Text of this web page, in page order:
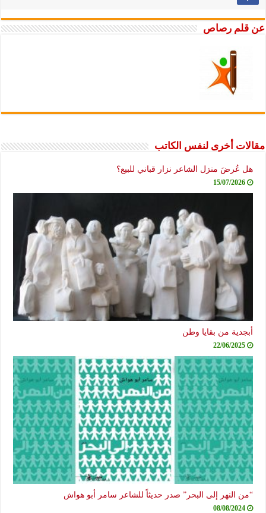
عن قلم رصاص
مقالات أخرى لنفس الكاتب
هل عُرضَ منزل الشاعر نزار قباني للبيع؟
15/07/2026
أبجدية من بقايا وطن
22/06/2025
“من النهر إلى البحر” صدر حديثاً للشاعر سامر أبو هواش
08/08/2024